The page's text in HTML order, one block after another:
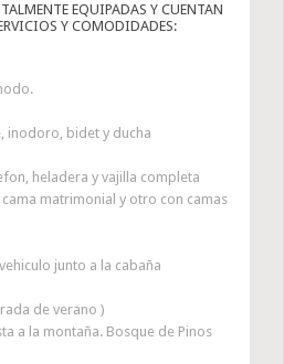
EQUIPADAS Y CUENTAN
Y COMODIDADES:
inodoro, bidet y ducha
heladera y vajilla completa
matrimonial y otro con camas
junto a la cabaña
de verano )
a la montaña. Bosque de Pinos